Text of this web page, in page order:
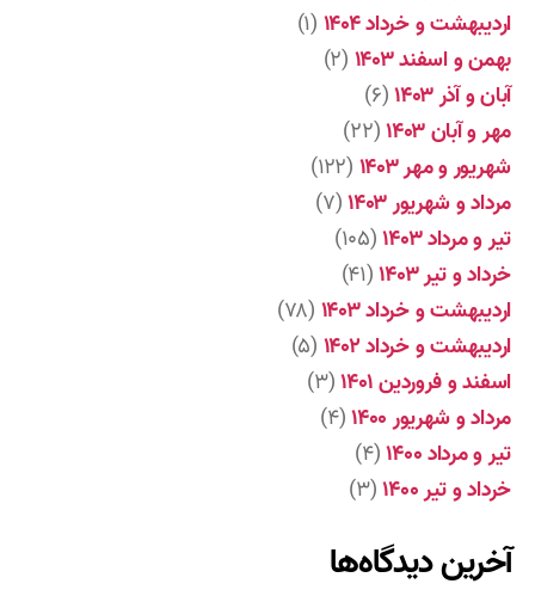
اردیبهشت و خرداد ۱۴۰۴
(۱)
بهمن و اسفند ۱۴۰۳
(۲)
آبان و آذر ۱۴۰۳
(۶)
مهر و آبان ۱۴۰۳
(۲۲)
شهریور و مهر ۱۴۰۳
(۱۲۲)
مرداد و شهریور ۱۴۰۳
(۷)
تیر و مرداد ۱۴۰۳
(۱۰۵)
خرداد و تیر ۱۴۰۳
(۴۱)
اردیبهشت و خرداد ۱۴۰۳
(۷۸)
اردیبهشت و خرداد ۱۴۰۲
(۵)
اسفند و فروردین ۱۴۰۱
(۳)
مرداد و شهریور ۱۴۰۰
(۴)
تیر و مرداد ۱۴۰۰
(۴)
خرداد و تیر ۱۴۰۰
(۳)
آخرین دیدگاه‌ها